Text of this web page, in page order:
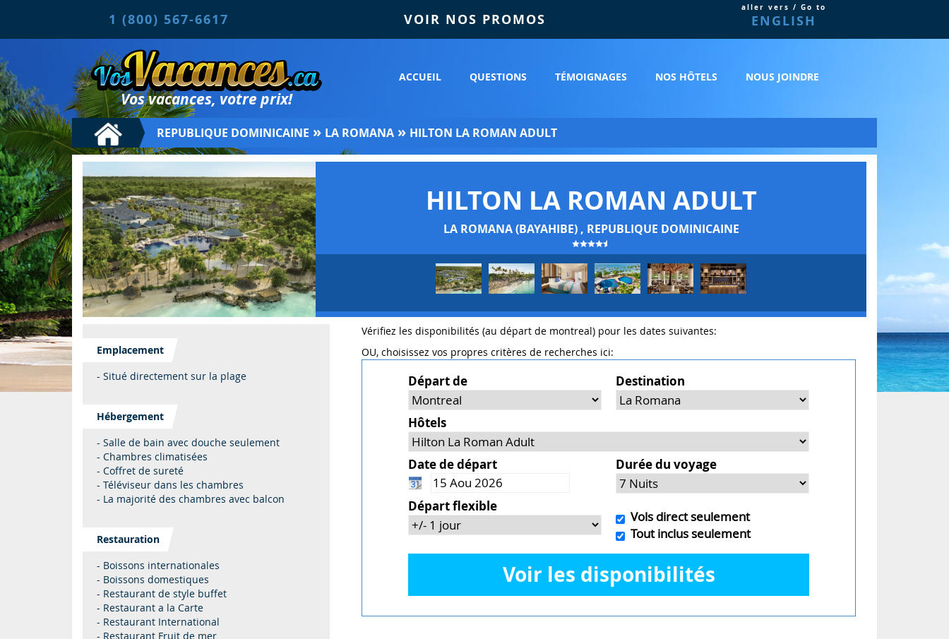
1 (800) 567-6617 VOIR NOS PROMOS
aller vers / Go to
ENGLISH
Vos vacances, votre prix!
ACCUEIL QUESTIONS TÉMOIGNAGES NOS HÔTELS NOUS JOINDRE
REPUBLIQUE DOMINICAINE » LA ROMANA » HILTON LA ROMAN ADULT
HILTON LA ROMAN ADULT
LA ROMANA (BAYAHIBE) , REPUBLIQUE DOMINICAINE
Emplacement
- Situé directement sur la plage
Hébergement
- Salle de bain avec douche seulement
- Chambres climatisées
- Coffret de sureté
- Téléviseur dans les chambres
- La majorité des chambres avec balcon
Restauration
- Boissons internationales
- Boissons domestiques
- Restaurant de style buffet
- Restaurant a la Carte
- Restaurant International
- Restaurant Fruit de mer
Vérifiez les disponibilités (au départ de montreal) pour les dates suivantes:
OU, choisissez vos propres critères de recherches ici:
Départ de Destination
Hôtels
Date de départ Durée du voyage
Départ flexible
Vols direct seulement
Tout inclus seulement
Voir les disponibilités